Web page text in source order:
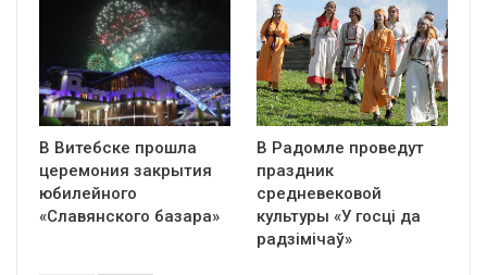
В Витебске прошла
церемония закрытия
юбилейного
«Славянского базара»
В Радомле проведут
праздник
средневековой
культуры «У госці да
радзімічаў»